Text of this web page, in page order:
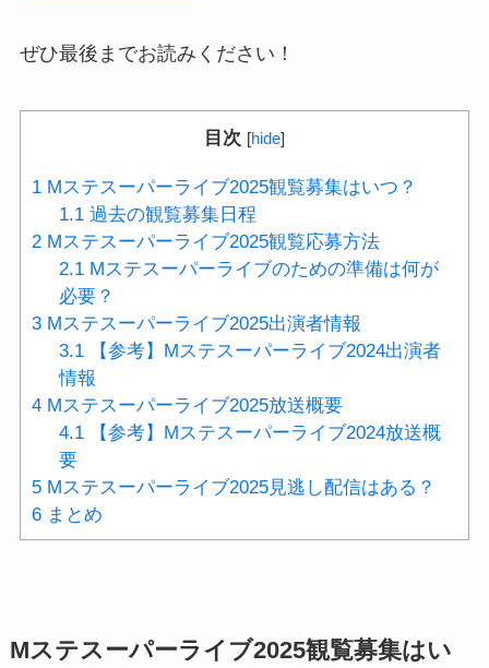
ぜひ最後までお読みください！
目次 [hide]
1Mステスーパーライブ2025観覧募集はいつ？
1.1 過去の観覧募集日程
2Mステスーパーライブ2025観覧応募方法
2.1 Mステスーパーライブのための準備は何が
必要？
3Mステスーパーライブ2025出演者情報
3.1 【参考】Mステスーパーライブ2024出演者
情報
4Mステスーパーライブ2025放送概要
4.1 【参考】Mステスーパーライブ2024放送概
要
5Mステスーパーライブ2025見逃し配信はある？
6まとめ
Mステスーパーライブ2025観覧募集はい